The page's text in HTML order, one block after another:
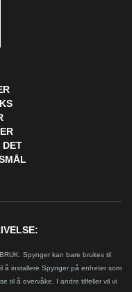
Spynger kan bare brukes til
å installere Spynger på enheter som
til å overvåke. I andre tilfeller vil vi